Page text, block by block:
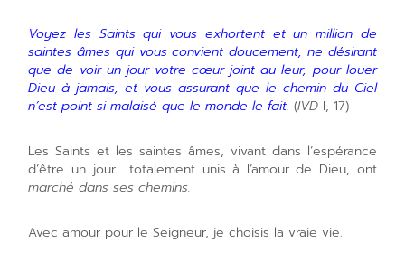
Voyez les Saints qui vous exhortent et un million de
saintes âmes qui vous convient doucement, ne désirant
que de voir un jour votre cœur joint au leur, pour louer
Dieu à jamais, et vous assurant que le chemin du Ciel
n’est point si malaisé que le monde le fait.(IVD I, 17)
Les Saints et les saintes âmes, vivant dans l’espérance
d’être un jour totalement unis à l’amour de Dieu, ont
marché dans ses chemins.
Avec amour pour le Seigneur, je choisis la vraie vie.